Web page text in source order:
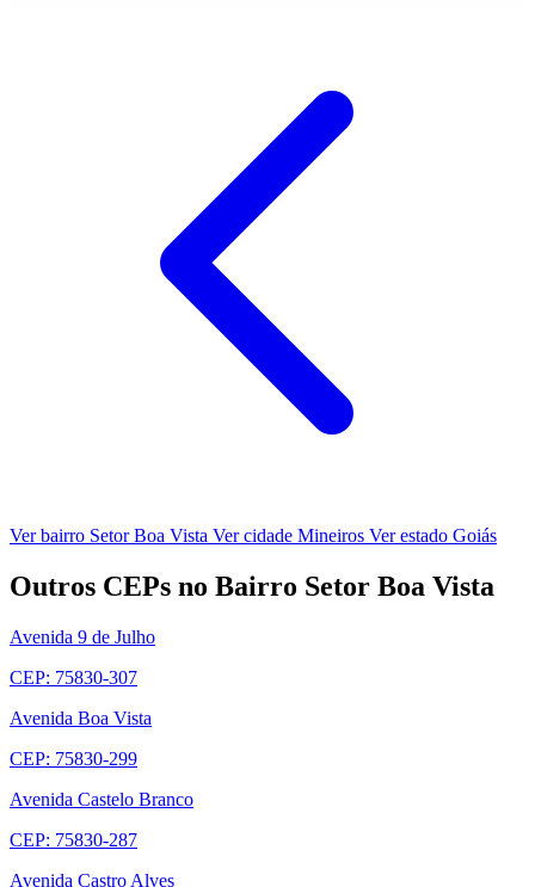
Ver bairro Setor Boa Vista Ver cidade Mineiros Ver estado Goiás
Outros CEPs no Bairro Setor Boa Vista
Avenida 9 de Julho
CEP: 75830-307
Avenida Boa Vista
CEP: 75830-299
Avenida Castelo Branco
CEP: 75830-287
Avenida Castro Alves